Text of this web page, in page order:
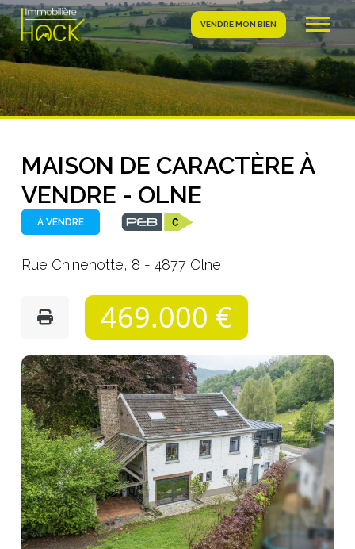
VENDRE MON BIEN
MAISON DE CARACTÈRE À
VENDRE - OLNE
À VENDRE
Rue Chinehotte, 8 - 4877 Olne
469.000 €
Photo
de
l'album